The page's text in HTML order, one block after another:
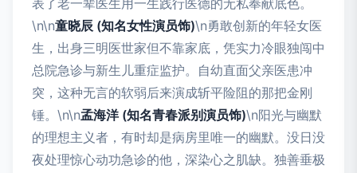
表了老一辈医生用一生践行医德的无私奉献底色。
\n\n童晓辰 (知名女性演员饰)\n勇敢创新的年轻女医
生，出身三明医世家但不靠家底，凭实力冷眼独闯中
总院急诊与新生儿重症监护。自幼直面父亲医患冲
突，这种无言的软弱后来演成斩平险阻的那把金刚
锤。\n\n孟海洋 (知名青春派别演员饰)\n阳光与幽默
的理想主义者，有时却是病房里唯一的幽默。没日没
夜处理惊心动功急诊的他，深染心之肌缺。独善垂极